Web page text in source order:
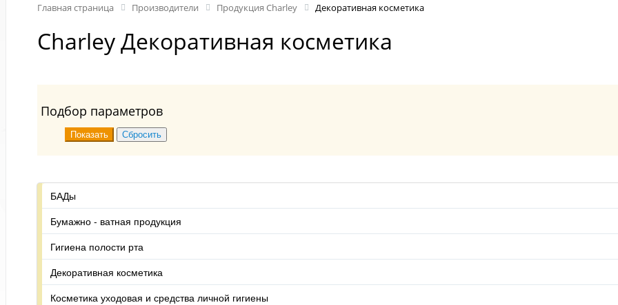
Главная страница Производители Продукция Charley Декоративная косметика
Charley Декоративная косметика
Подбор параметров
БАДы
Бумажно - ватная продукция
Гигиена полости рта
Декоративная косметика
Косметика уходовая и средства личной гигиены